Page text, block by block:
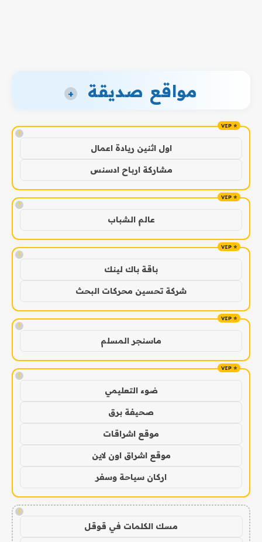
مواقع صديقة +
!
اول اثنين ريادة اعمال
مشاركة ارباح ادسنس
!
عالم الشباب
!
باقة باك لينك
شركة تحسين محركات البحث
!
ماسنجر المسلم
!
ضوء التعليمي
صحيفة برق
موقع اشراقات
موقع اشراق اون لاين
اركان سياحة وسفر
!
مسك الكلمات في قوقل